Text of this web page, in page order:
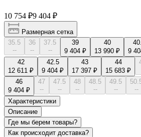
10 754 ₽9 404 ₽
Размерная сетка
35.5
--
36
--
37.5
--
39
9 404 ₽
40
13 990 ₽
9
42
12 611 ₽
42.5
9 404 ₽
43
17 397 ₽
44
15 683 ₽
46
9 404 ₽
47
--
47.5
--
48
--
48.5
--
49.5
--
--
Характеристики
Описание
Где мы берем товары?
Как происходит доставка?